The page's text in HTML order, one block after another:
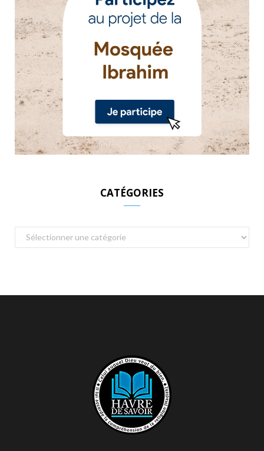
CATÉGORIES
Catégories